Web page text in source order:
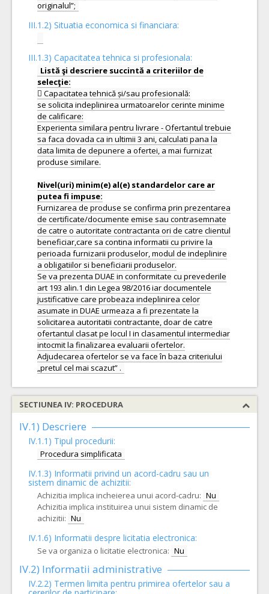
III.1.2) Situatia economica si financiara:
III.1.3) Capacitatea tehnica si profesionala:
Listă şi descriere succintă a criteriilor de
 Capacitatea tehnică și/sau profesională:
se solicita indeplinirea urmatoarelor cerinte minime
de calificare:
Experienta similara pentru livrare - Ofertantul trebuie
sa faca dovada ca in ultimii 3 ani, calculati pana la
data limita de depunere a ofertei, a mai furnizat
produse similare.
Nivel(uri) minim(e) al(e) standardelor care ar
Furnizarea de produse se confirma prin prezentarea
de certificate/documente emise sau contrasemnate
de catre o autoritate contractanta ori de catre clientul
beneficiar,care sa contina informatii cu privire la
perioada furnizarii produselor, modul de indeplinire
a obligatiilor si beneficiarii produselor.
Se va prezenta DUAE in conformitate cu prevederile
art 193 alin.1 din Legea 98/2016 iar documentele
justificative care probeaza indeplinirea celor
asumate in DUAE urmeaza a fi prezentate la
solicitarea autoritatii contractante, doar de catre
ofertantul clasat pe locul I in clasamentul intermediar
intocmit la finalizarea evaluarii ofertelor.
Adjudecarea ofertelor se va face în baza criteriului
SECTIUNEA IV: PROCEDURA
IV.1) Descriere
IV.1.1) Tipul procedurii:
Procedura simplificata
IV.1.3) Informatii privind un acord-cadru sau un
sistem dinamic de achizitii:
Achizitia implica incheierea unui acord-cadru: Nu
Achizitia implica instituirea unui sistem dinamic de
achizitii: Nu
IV.1.6) Informatii despre licitatia electronica:
Se va organiza o licitatie electronica: Nu
IV.2) Informatii administrative
IV.2.2) Termen limita pentru primirea ofertelor sau a